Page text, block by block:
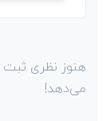
هنوز نظری ثبت
می‌دهد!